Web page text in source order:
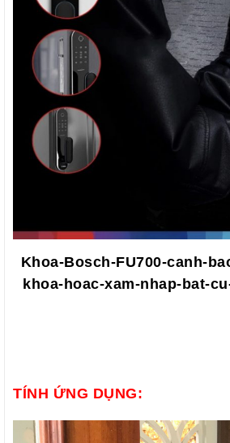
Khoa-Bosch-FU700-canh-
khoa-hoac-xam-nhap-bat-
TÍNH ỨNG DỤNG: